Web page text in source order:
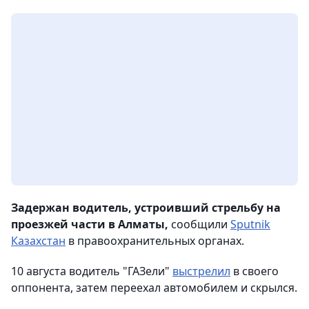
Задержан водитель, устроивший стрельбу на
проезжей части в Алматы, сообщили Sputnik
Казахстан в правоохранительных органах.
10 августа водитель "ГАЗели" выстрелил в своего
оппонента, затем переехал автомобилем и скрылся.